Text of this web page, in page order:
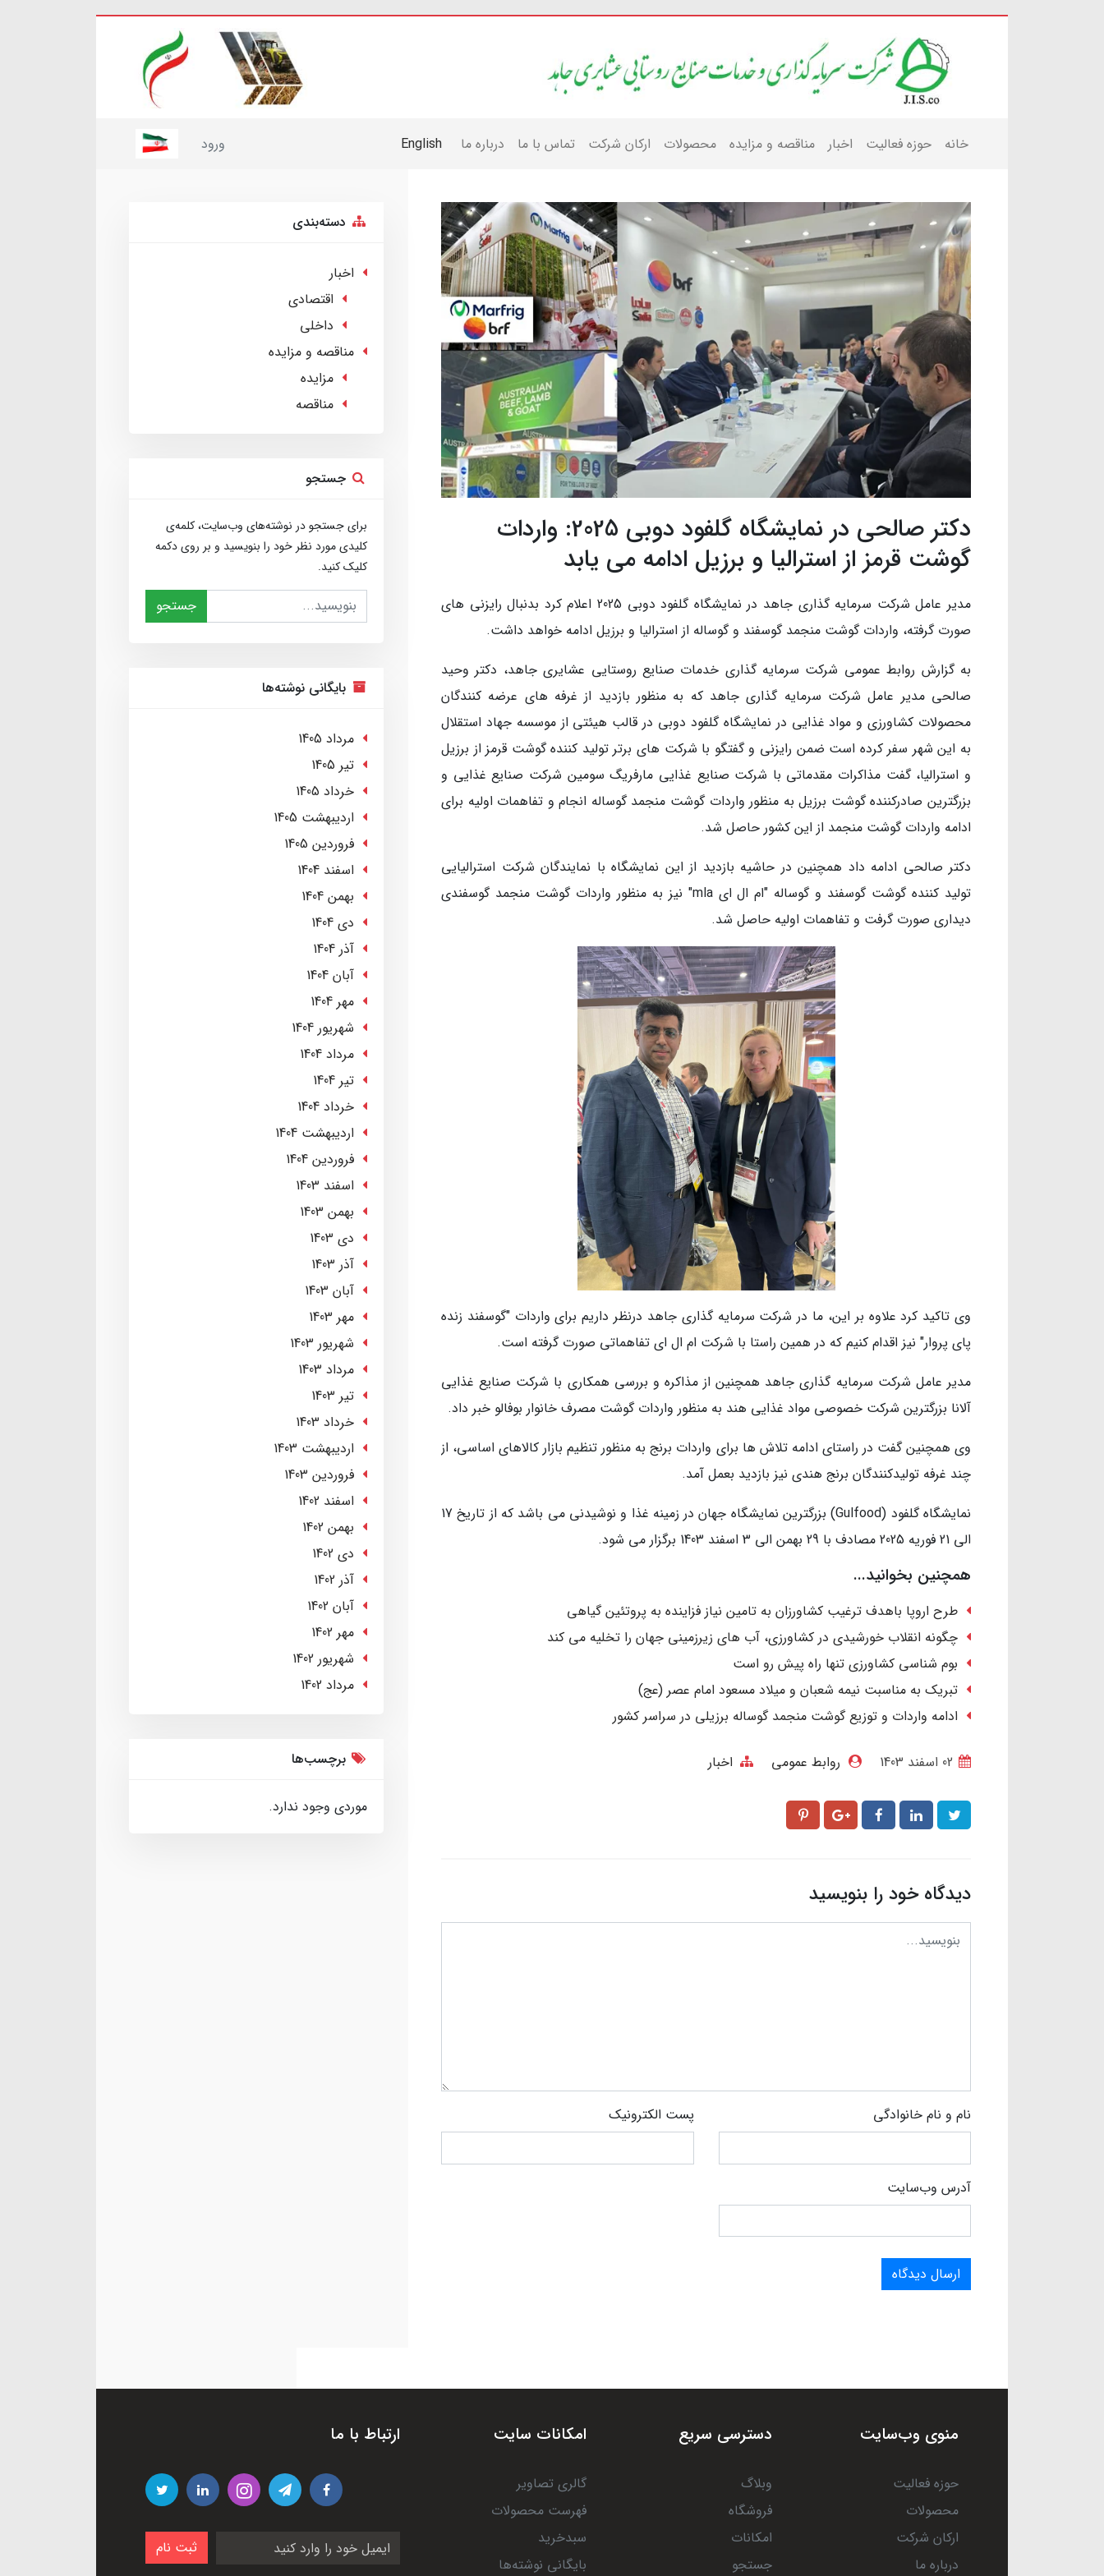
خانه حوزه فعالیت اخبار مناقصه و مزایده محصولات ارکان شرکت تماس با ما درباره ما English ورود
دکتر صالحی در نمایشگاه گلفود دوبی 2025: واردات
گوشت قرمز از استرالیا و برزیل ادامه می یابد
مدیر عامل شرکت سرمایه گذاری جاهد در نمایشگاه گلفود دوبی 2025 اعلام کرد بدنبال رایزنی های
صورت گرفته، واردات گوشت منجمد گوسفند و گوساله از استرالیا و برزیل ادامه خواهد داشت.
به گزارش روابط عمومی شرکت سرمایه گذاری خدمات صنایع روستایی عشایری جاهد، دکتر وحید
صالحی مدیر عامل شرکت سرمایه گذاری جاهد که به منظور بازدید از غرفه های عرضه کنندگان
محصولات کشاورزی و مواد غذایی در نمایشگاه گلفود دوبی در قالب هیئتی از موسسه جهاد استقلال
به این شهر سفر کرده است ضمن رایزنی و گفتگو با شرکت های برتر تولید کننده گوشت قرمز از برزیل
و استرالیا، گفت مذاکرات مقدماتی با شرکت صنایع غذایی مارفریگ سومین شرکت صنایع غذایی و
بزرگترین صادرکننده گوشت برزیل به منظور واردات گوشت منجمد گوساله انجام و تفاهمات اولیه برای
ادامه واردات گوشت منجمد از این کشور حاصل شد.
دکتر صالحی ادامه داد همچنین در حاشیه بازدید از این نمایشگاه با نمایندگان شرکت استرالیایی
تولید کننده گوشت گوسفند و گوساله "ام ال ای mla" نیز به منظور واردات گوشت منجمد گوسفندی
دیداری صورت گرفت و تفاهمات اولیه حاصل شد.
وی تاکید کرد علاوه بر این، ما در شرکت سرمایه گذاری جاهد درنظر داریم برای واردات "گوسفند زنده
پای پروار" نیز اقدام کنیم که در همین راستا با شرکت ام ال ای تفاهماتی صورت گرفته است.
مدیر عامل شرکت سرمایه گذاری جاهد همچنین از مذاکره و بررسی همکاری با شرکت صنایع غذایی
آلانا بزرگترین شرکت خصوصی مواد غذایی هند به منظور واردات گوشت مصرف خانوار بوفالو خبر داد.
وی همچنین گفت در راستای ادامه تلاش ها برای واردات برنج به منظور تنظیم بازار کالاهای اساسی، از
چند غرفه تولیدکنندگان برنج هندی نیز بازدید بعمل آمد.
نمایشگاه گلفود (Gulfood) بزرگترین نمایشگاه جهان در زمینه غذا و نوشیدنی می باشد که از تاریخ 17
الی 21 فوریه 2025 مصادف با 29 بهمن الی 3 اسفند 1403 برگزار می شود.
همچنین بخوانید...
طرح اروپا باهدف ترغیب کشاورزان به تامین نیاز فزاینده به پروتئین گیاهی
چگونه انقلاب خورشیدی در کشاورزی، آب های زیرزمینی جهان را تخلیه می کند
بوم شناسی کشاورزی تنها راه پیش رو است
تبریک به مناسبت نیمه شعبان و میلاد مسعود امام عصر (عج)
ادامه واردات و توزیع گوشت منجمد گوساله برزیلی در سراسر کشور
روابط عمومی اخبار
دیدگاه خود را بنویسید
نام و نام خانوادگی پست الکترونیک
آدرس وب‌سایت
ارسال دیدگاه
دسته‌بندی
اخبار
اقتصادی
داخلی
مناقصه و مزایده
مزایده
مناقصه
جستجو
برای جستجو در نوشته‌های وب‌سایت، کلمه‌ی
کلیدی مورد نظر خود را بنویسید و بر روی دکمه
کلیک کنید.
جستجو
بایگانی نوشته‌ها
مرداد 1405
تير 1405
خرداد 1405
ارديبهشت 1405
فروردین 1405
اسفند 1404
بهمن 1404
دی 1404
آذر 1404
آبان 1404
مهر 1404
شهریور 1404
مرداد 1404
تير 1404
خرداد 1404
ارديبهشت 1404
فروردین 1404
اسفند 1403
بهمن 1403
دی 1403
آذر 1403
آبان 1403
مهر 1403
شهریور 1403
مرداد 1403
تير 1403
خرداد 1403
ارديبهشت 1403
فروردین 1403
اسفند 1402
بهمن 1402
دی 1402
آذر 1402
آبان 1402
مهر 1402
شهریور 1402
مرداد 1402
برچسب‌ها
موردی وجود ندارد.
منوی وب‌سایت
حوزه فعالیت
محصولات
ارکان شرکت
درباره ما
دسترسی سریع
وبلاگ
فروشگاه
امکانات
جستجو
امکانات سایت
گالری تصاویر
فهرست محصولات
سبدخرید
بایگانی نوشته‌ها
ارتباط با ما
ثبت نام